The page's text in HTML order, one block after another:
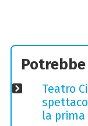
Teatro
la prima